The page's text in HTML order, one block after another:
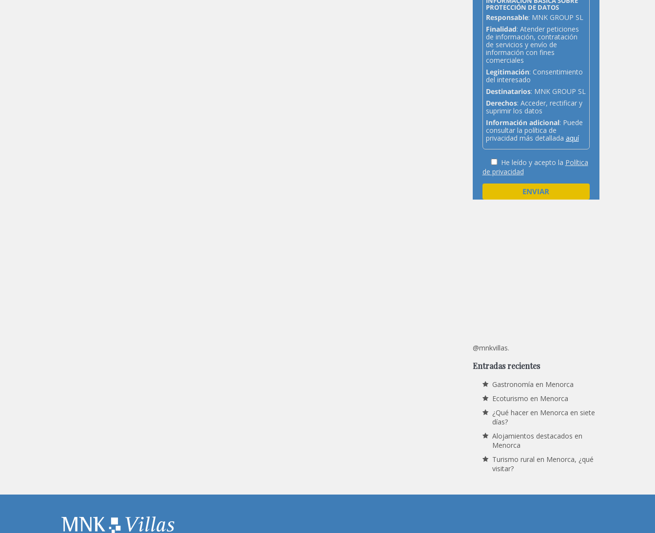
PROTECCIÓN DE DATOS
Responsable: MNK GROUP SL
Finalidad: Atender peticiones
de información, contratación
de servicios y envío de
información con fines
comerciales
Legitimación: Consentimiento
del interesado
Destinatarios: MNK GROUP SL
Derechos: Acceder, rectificar y
suprimir los datos
Información adicional: Puede
consultar la política de
privacidad más detallada aquí
He leído y acepto la Política
de privacidad
@mnkvillas.
Entradas recientes
Gastronomía en Menorca
Ecoturismo en Menorca
¿Qué hacer en Menorca en siete
días?
Alojamientos destacados en
Menorca
Turismo rural en Menorca, ¿qué
visitar?